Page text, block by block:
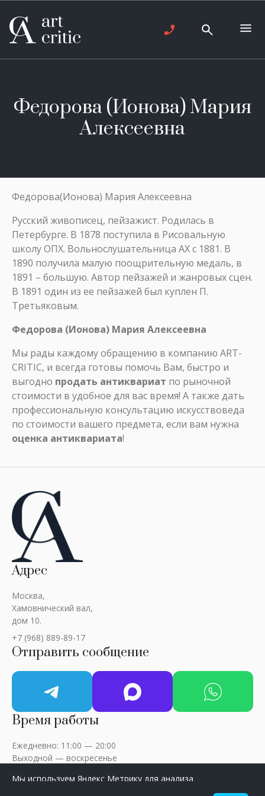
Федорова (Ионова) Мария
Алексеевна
Федорова(Ионова) Мария Алексеевна
Русский живописец, пейзажист. Родилась в
Петербурге. В 1878 поступила в Рисовальную
школу ОПХ. Вольнослушательница АХ с 1881. В
1890 получила малую поощрительную медаль, в
1891 – большую. Автор пейзажей и жанровых сцен.
В 1891 один из ее пейзажей был куплен П.
Третьяковым.
Федорова (Ионова) Мария Алексеевна
Мы рады каждому обращению в компанию ART-
CRITIC, и всегда готовы помочь Вам, быстро и
выгодно продать антиквариат по рыночной
стоимости в удобное для вас время! А также дать
профессиональную консультацию искусствоведа
по стоимости вашего предмета, если вам нужна
оценка антиквариата!
Адрес
Москва,
Хамовнический вал,
дом 10.
+7 (968) 889-89-17
Отправить сообщение
Время работы
Ежедневно: 11:00 — 20:00
Выходной — воскресенье
Мы используем Яндекс Метрику для анализа